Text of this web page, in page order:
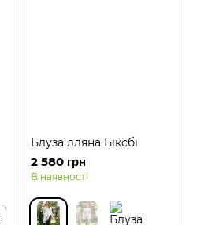
Блуза лляна Біксбі
2 580 грн
В наявності